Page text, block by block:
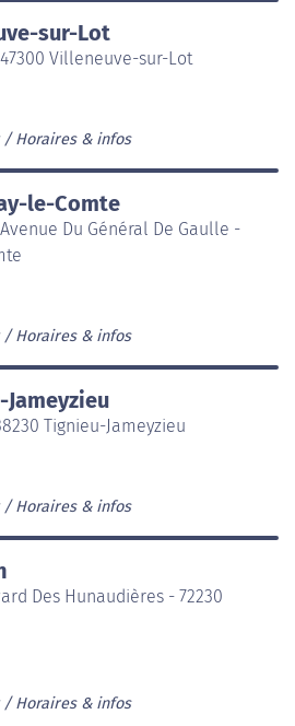
sur-Lot
Villeneuve-sur-Lot
Horaires & infos
le-Comte
Du Général De Gaulle -
Horaires & infos
Tignieu-Jameyzieu
Horaires & infos
Des Hunaudières - 72230
Horaires & infos